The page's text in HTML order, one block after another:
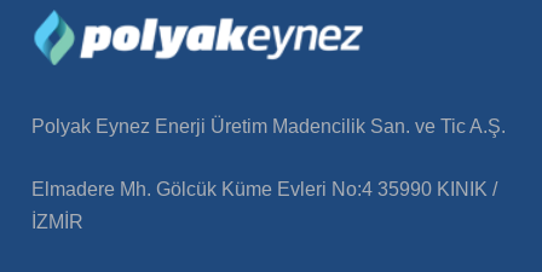
Polyak Eynez Enerji Üretim Madencilik San. ve Tic A.Ş.
Elmadere Mh. Gölcük Küme Evleri No:4 35990 KINIK /
İZMİR